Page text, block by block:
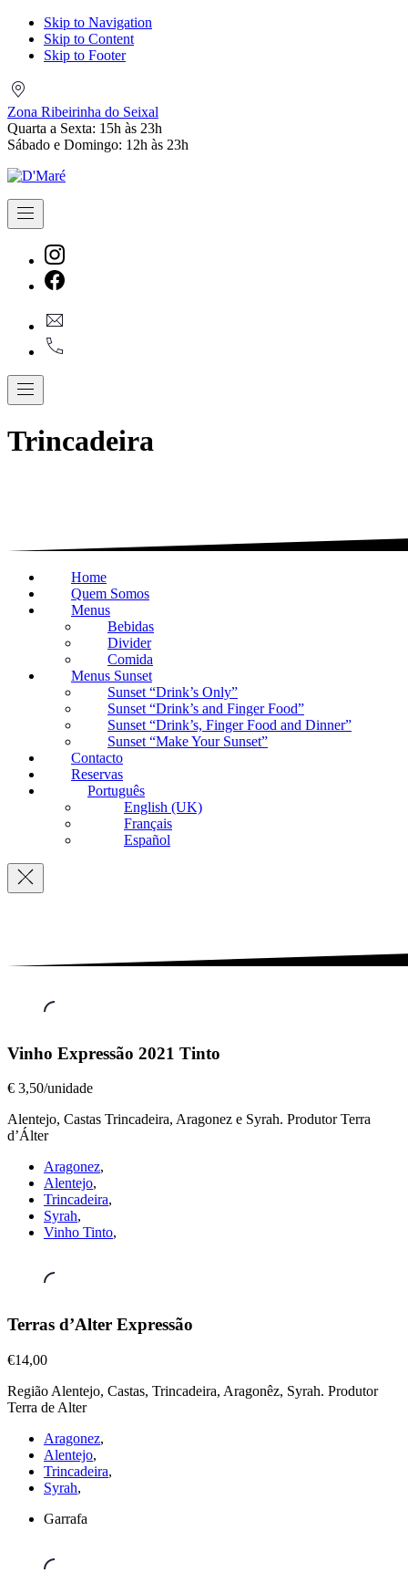
Skip to Navigation
Skip to Content
Skip to Footer
do
Seixal
Zona Ribeirinha do Seixal
Quarta a Sexta: 15h às 23h
Sábado e Domingo: 12h às 23h
Navigation
New
Window
Window
Navigation
Trincadeira
Home
Quem Somos
Menus
Bebidas
Divider
Comida
Menus Sunset
Sunset “Drink’s Only”
Sunset “Drink’s and Finger Food”
Sunset “Drink’s, Finger Food and Dinner”
Sunset “Make Your Sunset”
Contacto
Reservas
Português
English (UK)
Français
Español
Navigation
a
Expressão
2021
€
3,50/unidade
Vinho Expressão 2021 Tinto
€ 3,50/unidade
Alentejo, Castas Trincadeira, Aragonez e Syrah. Produtor Terra
d’Álter
Aragonez,
Alentejo,
Trincadeira,
Syrah,
Vinho Tinto,
Vinhos
Tintos,
Terras
Expressão
€14,00
Terras d’Alter Expressão
€14,00
Região Alentejo, Castas, Trincadeira, Aragonêz, Syrah. Produtor
Terra de Alter
Aragonez,
Alentejo,
Trincadeira,
Syrah,
Garrafa